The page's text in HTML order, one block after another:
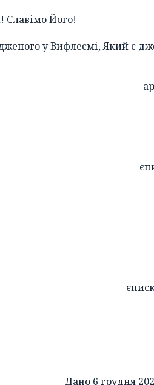
Славімо Його!
у Вифлеємі, Який є
Дано 6 грудня